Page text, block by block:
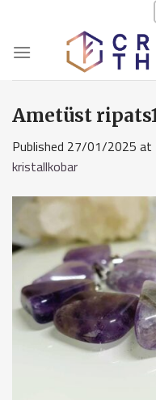
content
Ametüst
Published 27/01/2025 at
kristallkobar